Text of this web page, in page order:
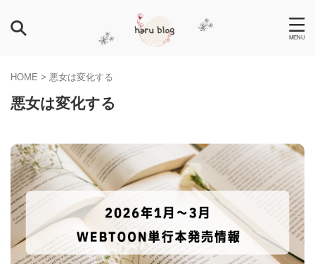
HOME > 悪女は変化する
悪女は変化する